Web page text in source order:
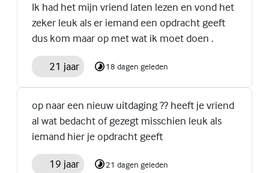
Ik had het mijn vriend laten lezen en vond het
zeker leuk als er iemand een opdracht geeft
dus kom maar op met wat ik moet doen .
21 jaar 18 dagen geleden
op naar een nieuw uitdaging ?? heeft je vriend
al wat bedacht of gezegt misschien leuk als
iemand hier je opdracht geeft
19 jaar 21 dagen geleden